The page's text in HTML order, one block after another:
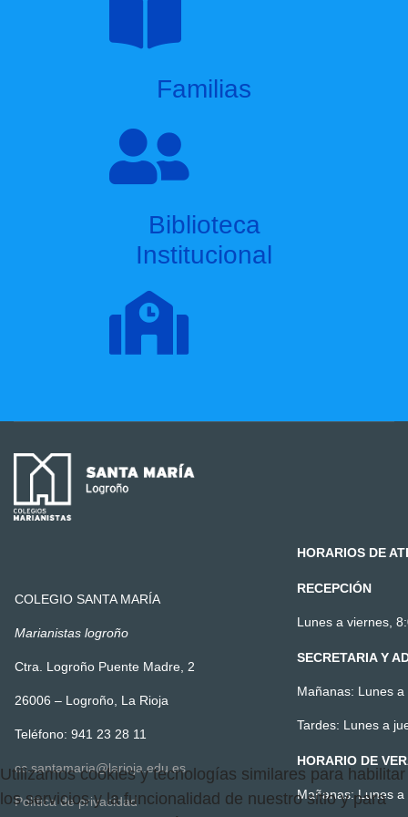
Familias
Biblioteca
Institucional
COLEGIO SANTA MARÍA
Marianistas logroño
Ctra. Logroño Puente Madre, 2
26006 – Logroño, La Rioja
Teléfono: 941 23 28 11
cc.santamaria@larioja.edu.es
Política de privacidad
HORARIOS DE
RECEPCIÓN
Lunes a viernes,
SECRETARIA Y
Mañanas: Lunes
Tardes: Lunes a
HORARIO DE
Mañanas: Lunes
Utilizamos cookies y tecnologías similares para habilitar
los servicios y la funcionalidad de nuestro sitio y para